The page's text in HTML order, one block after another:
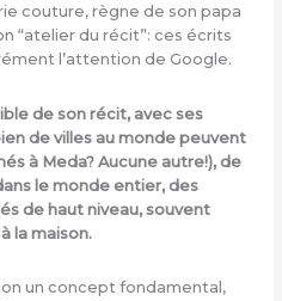
couture, règne de son papa
“atelier du récit”: ces écrits
l’attention de Google.
de son récit, avec ses
de villes au monde peuvent
à Meda? Aucune autre!), de
le monde entier, des
de haut niveau, souvent
la maison.
un concept fondamental,